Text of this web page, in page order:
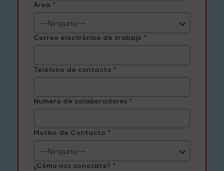
Área
--Ninguno--
Correo electrónico de trabajo
Teléfono de contacto
Numero de colaboradores
Motivo de Contacto
--Ninguno--
¿Cómo nos conociste?